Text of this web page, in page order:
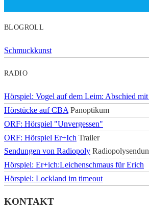
BLOGROLL
Schmuckkunst
RADIO
Hörspiel: Vogel auf dem Leim: Abschied
Hörstücke auf CBA Panoptikum
ORF: Hörspiel "Unvergessen"
ORF: Hörspiel Er+Ich Trailer
Sendungen von Radiopoly
Hörspiel: Er+ich:Leichenschmaus für Erich
Hörspiel: Lockland im timeout
KONTAKT